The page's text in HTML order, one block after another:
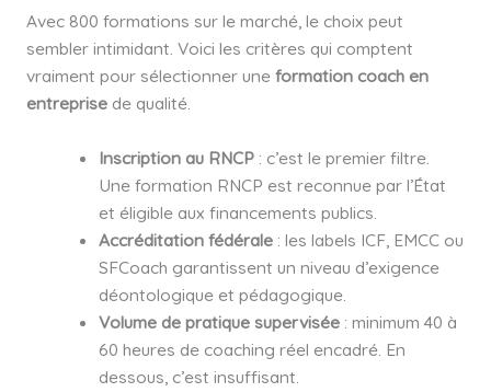
Avec 800 formations sur le marché, le choix peut
sembler intimidant. Voici les critères qui comptent
vraiment pour sélectionner une formation coach en
entreprisede qualité.
Inscription au RNCP : c’est le premier filtre.
Une formation RNCP est reconnue par l’État
et éligible aux financements publics.
Accréditation fédérale : les labels ICF, EMCC ou
SFCoach garantissent un niveau d’exigence
déontologique et pédagogique.
Volume de pratique supervisée : minimum 40 à
60 heures de coaching réel encadré. En
dessous, c’est insuffisant.